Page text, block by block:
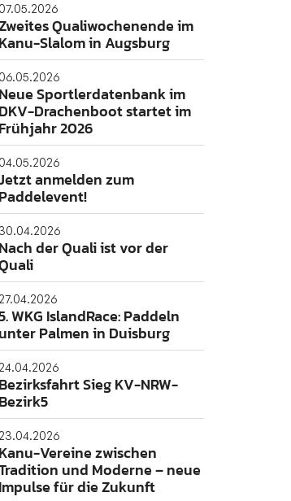
07.05.2026
Qualiwochenende im
Kanu-Slalom in Augsburg
06.05.2026
Neue Sportlerdatenbank im
DKV-Drachenboot startet im
Frühjahr 2026
04.05.2026
anmelden zum
Paddelevent!
30.04.2026
Nach der Quali ist vor der
27.04.2026
WKG IslandRace: Paddeln
unter Palmen in Duisburg
24.04.2026
Bezirksfahrt Sieg KV-NRW-
Bezirk5
23.04.2026
Kanu-Vereine zwischen
und Moderne – neue
Impulse für die Zukunft